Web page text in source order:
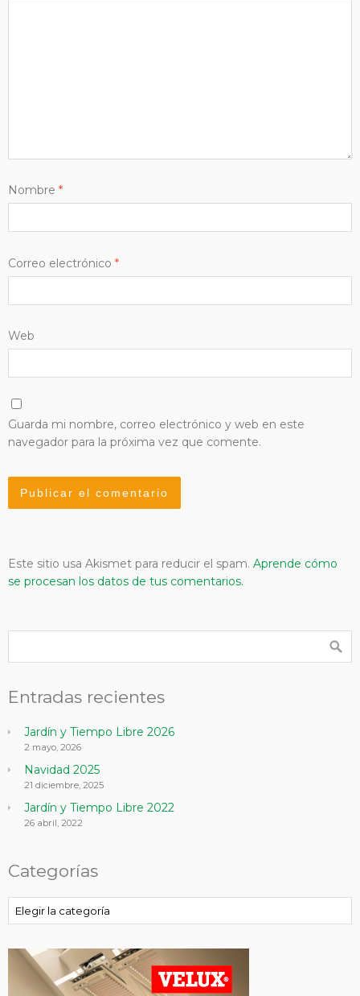
Nombre *
Correo electrónico *
Web
Guarda mi nombre, correo electrónico y web en este
navegador para la próxima vez que comente.
Este sitio usa Akismet para reducir el spam. Aprende cómo
se procesan los datos de tus comentarios.
Entradas recientes
Jardín y Tiempo Libre 2026
2 mayo, 2026
Navidad 2025
21 diciembre, 2025
Jardín y Tiempo Libre 2022
26 abril, 2022
Categorías
Categorías